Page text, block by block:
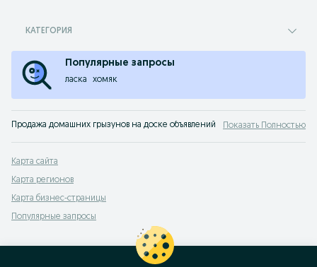
КАТЕГОРИЯ
Популярные запросы
ласка хомяк
Продажа домашних грызунов на доске объявлений OLX.uz Ташкент.
Показать Полностью
Карта сайта
Карта регионов
Карта бизнес-страницы
Популярные запросы